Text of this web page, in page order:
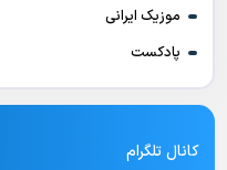
موزیک ایرانی
پادکست
کانال تلگرام